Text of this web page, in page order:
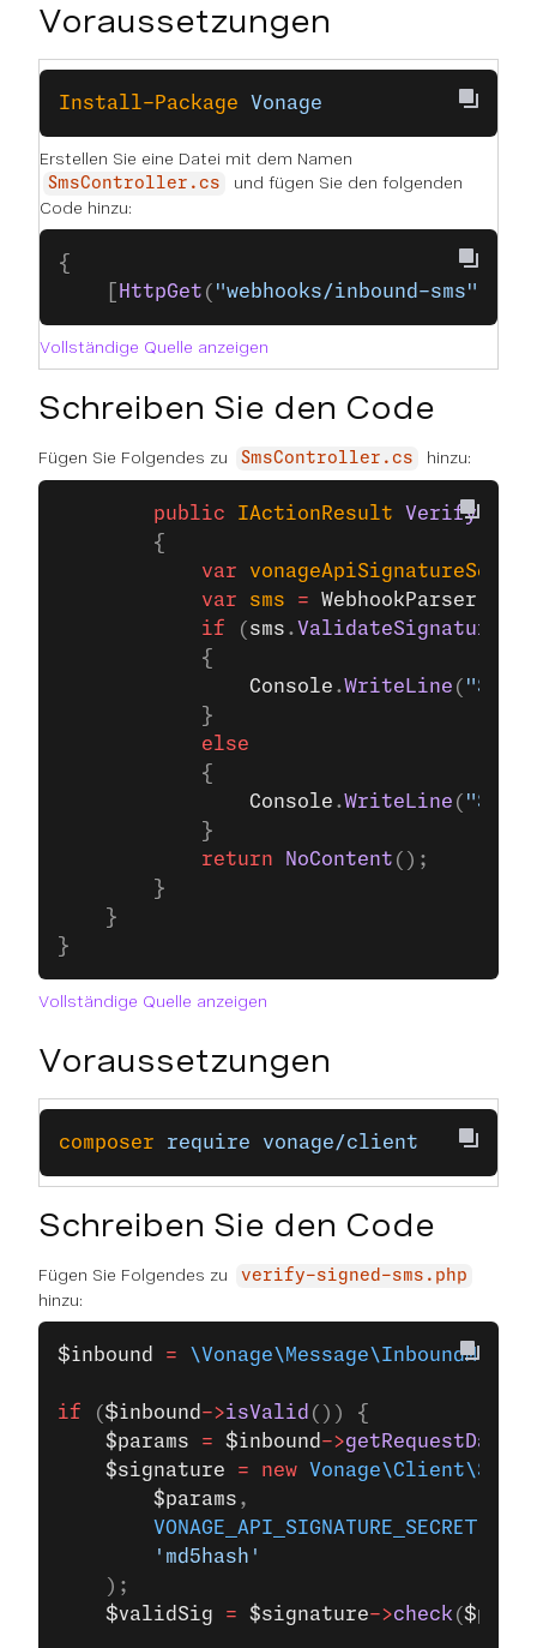
Voraussetzungen
Install-Package Vonage
Erstellen Sie eine Datei mit dem Namen
SmsController.cs
und fügen Sie den folgenden
Code hinzu:
{
HttpGet ( "webhooks/inbound-sms"
Vollständige Quelle anzeigen
Schreiben Sie den Code
Fügen Sie Folgendes zu SmsController.cs hinzu:
        public
IActionResult VerifySms
        {
            var
vonageApiSignatureSecret
            var
sms = WebhookParser
            if
( sms . ValidateSignature
            {
                Console
.WriteLine (
            }
            else
            {
                Console
.WriteLine (
            }
            return
NoContent ();
        }
    }
}
Vollständige Quelle anzeigen
Voraussetzungen
composer require vonage/client
Schreiben Sie den Code
Fügen Sie Folgendes zu verify-signed-sms.php
hinzu:
$inbound =
if ($inbound ->isValid ()) {
    $params
= $inbound ->getRequestData
    $signature
= new
        $params
,
        VONAGE_API_SIGNATURE_SECRET
        'md5hash'
    );
    $validSig
= $signature->check (